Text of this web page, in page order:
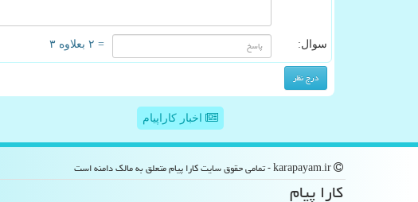
سوال: = ۲ بعلاوه ۳
اخبار کاراپیام
كارا پیام